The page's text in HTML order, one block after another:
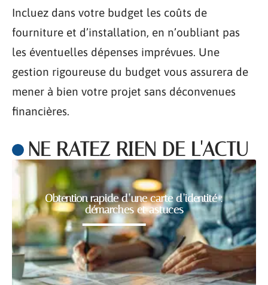
Incluez dans votre budget les coûts de
fourniture et d’installation, en n’oubliant pas
les éventuelles dépenses imprévues. Une
gestion rigoureuse du budget vous assurera de
mener à bien votre projet sans déconvenues
financières.
NE RATEZ RIEN DE L'ACTU
Obtention rapide d’une carte d’identité :
démarches et astuces